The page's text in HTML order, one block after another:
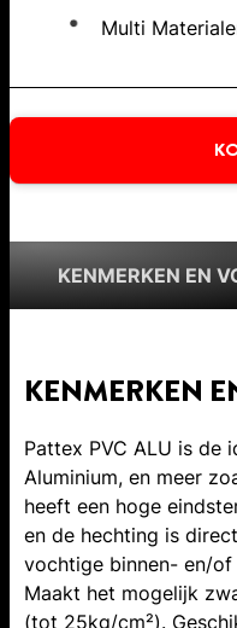
Multi
KENMERKEN EN
KENMERKEN
Pattex PVC ALU is de
Aluminium, en meer
heeft een hoge
en de hechting is
vochtige binnen- en/
Maakt het mogelijk
(tot 25kg/cm²).